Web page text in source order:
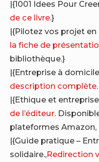
|{1001 Idees Pour
de ce livre.}
|{Pilotez vos projet en
la fiche de
bibliothèque.}
|{Entreprise à
description complète
|{Ethique et
de l’éditeur.
plateformes Amazon,
|{Guide pratique –
solidaire.,Redirection